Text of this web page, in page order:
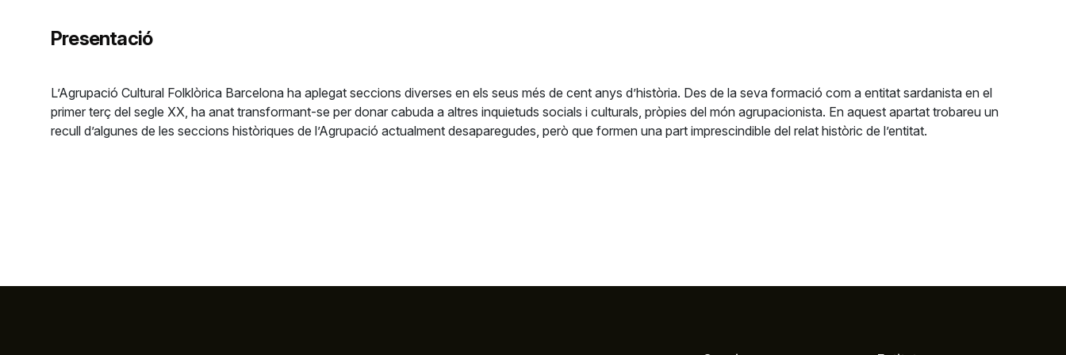
Presentació
L’Agrupació Cultural Folklòrica Barcelona ha aplegat seccions diverses en els seus més de cent anys d’història. Des de la seva formació com a entitat sardanista en el
primer terç del segle XX, ha anat transformant-se per donar cabuda a altres inquietuds socials i culturals, pròpies del món agrupacionista. En aquest apartat trobareu un
recull d’algunes de les seccions històriques de l’Agrupació actualment desaparegudes, però que formen una part imprescindible del relat històric de l’entitat.